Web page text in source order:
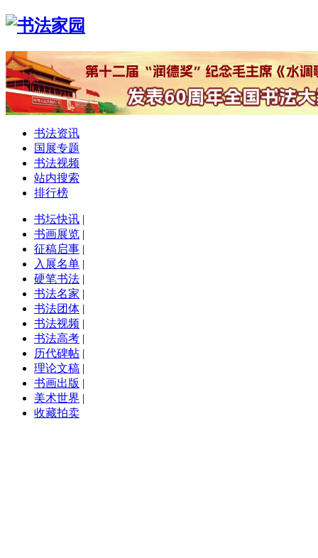
书法资讯
国展专题
书法视频
站内搜索
排行榜
书坛快讯 |
书画展览 |
征稿启事 |
入展名单 |
硬笔书法 |
书法名家 |
书法团体 |
书法视频 |
书法高考 |
历代碑帖 |
理论文稿 |
书画出版 |
美术世界 |
收藏拍卖